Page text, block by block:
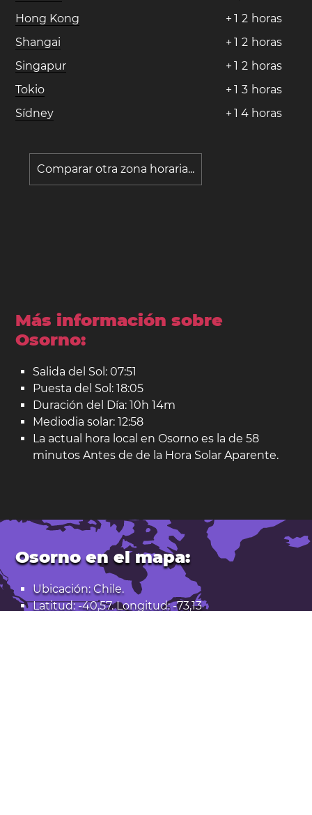
Hong Kong
+ 1 2 horas
Shangai
+ 1 2 horas
Singapur
+ 1 2 horas
Tokio
+ 1 3 horas
Sídney
+ 1 4 horas
Comparar otra zona horaria...
Más información sobre
Osorno:
Salida del Sol: 07:51
Puesta del Sol: 18:05
Duración del Día: 10h 14m
Mediodia solar: 12:58
La actual hora local en Osorno es la de 58
minutos Antes de de la Hora Solar Aparente.
Osorno en el mapa:
Ubicación: Chile.
Latitud: -40,57. Longitud: -73,13